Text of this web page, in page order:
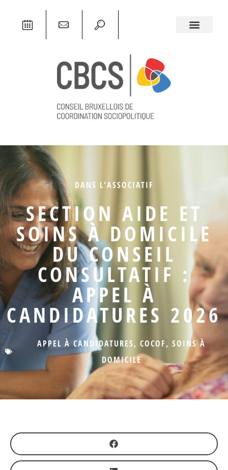
DANS L'ASSOCIATIF
SECTION AIDE ET
SOINS À DOMICILE
DU CONSEIL
CONSULTATIF :
APPEL À
CANDIDATURES 2026
APPEL À CANDIDATURES, COCOF, SOINS À
DOMICILE